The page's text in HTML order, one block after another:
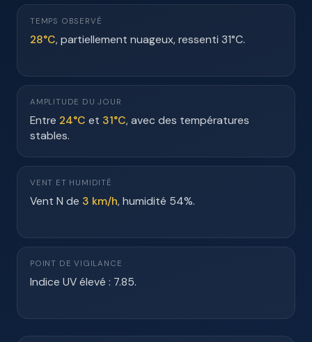
TEMPS OBSERVÉ
28°C, partiellement nuageux, ressenti 31°C.
AMPLITUDE DU JOUR
Entre 24°C et 31°C, avec des températures
stables.
VENT ET HUMIDITÉ
Vent N de 3 km/h, humidité 54%.
POINT DE VIGILANCE
Indice UV élevé : 7.85.